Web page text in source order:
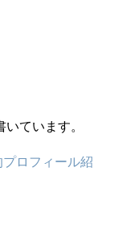
ています。
ロフィール紹